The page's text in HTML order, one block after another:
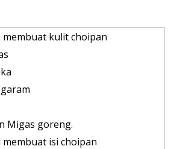
kulit choipan
Migas goreng.
isi choipan